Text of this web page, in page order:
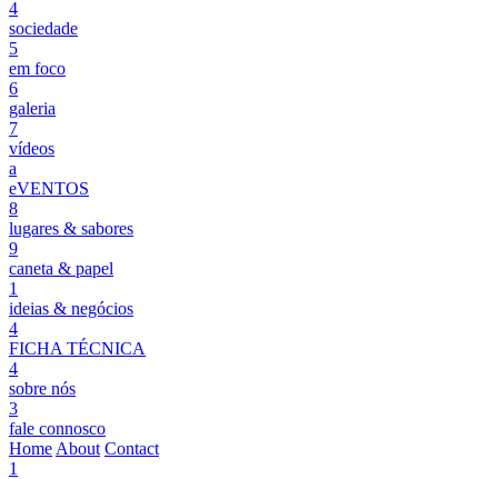
4
sociedade
5
em foco
6
galeria
7
vídeos
a
eVENTOS
8
lugares & sabores
9
caneta & papel
1
ideias & negócios
4
FICHA TÉCNICA
4
sobre nós
3
fale connosco
Home About Contact
1